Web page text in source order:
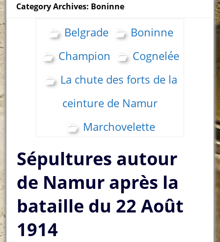
Category Archives: Boninne
Belgrade
Boninne
Champion
Cognelée
La chute des forts de la
ceinture de Namur
Marchovelette
Sépultures autour
de Namur après la
bataille du 22 Août
1914